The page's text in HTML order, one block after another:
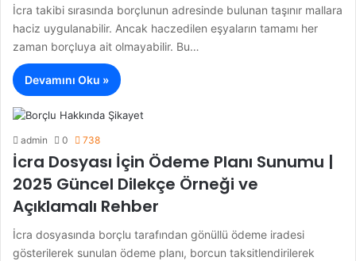
İcra takibi sırasında borçlunun adresinde bulunan taşınır mallara
haciz uygulanabilir. Ancak haczedilen eşyaların tamamı her
zaman borçluya ait olmayabilir. Bu…
Devamını Oku »
admin 0 738
İcra Dosyası İçin Ödeme Planı Sunumu |
2025 Güncel Dilekçe Örneği ve
Açıklamalı Rehber
İcra dosyasında borçlu tarafından gönüllü ödeme iradesi
gösterilerek sunulan ödeme planı, borcun taksitlendirilerek